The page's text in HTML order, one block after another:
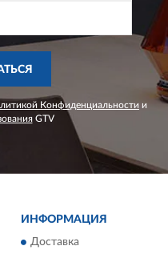
Конфиденциальности и
GTV
ИНФОРМАЦИЯ
Доставка